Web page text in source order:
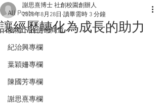
All Posts
疫情下的使命商道
紀治興專欄
葉穎姍專欄
陳國芳專欄
謝思熹專欄
讓經歷轉化為成長的助力
謝思熹博士 社創校園創辦人
2020年8月28日 讀畢需時 3 分鐘